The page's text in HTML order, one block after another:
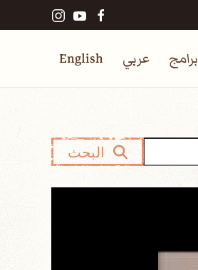
برامج عربي English
البحث